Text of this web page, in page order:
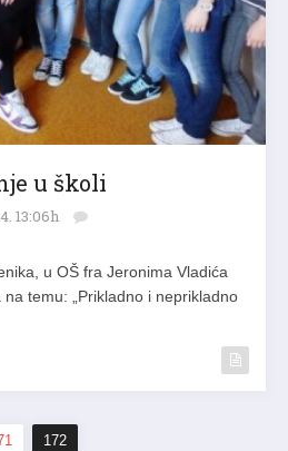
u školi
13:06h
u OŠ fra Jeronima Vladića
temu: „Prikladno i neprikladno
172